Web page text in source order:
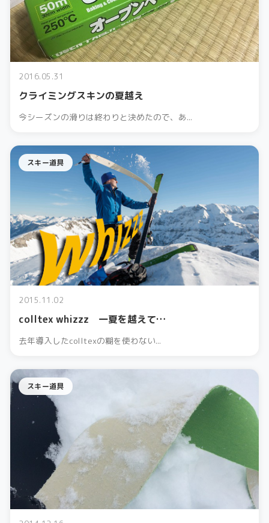
2016.05.31
クライミングスキンの夏越え
今シーズンの滑りは終わりと決めたので、あ...
スキー道具
2015.11.02
colltex whizzz 一夏を越えて…
去年導入したcolltexの糊を使わない...
スキー道具